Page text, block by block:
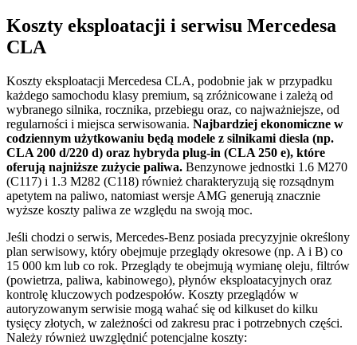
Koszty eksploatacji i serwisu Mercedesa
CLA
Koszty eksploatacji Mercedesa CLA, podobnie jak w przypadku
każdego samochodu klasy premium, są zróżnicowane i zależą od
wybranego silnika, rocznika, przebiegu oraz, co najważniejsze, od
regularności i miejsca serwisowania. Najbardziej ekonomiczne w
codziennym użytkowaniu będą modele z silnikami diesla (np.
CLA 200 d/220 d) oraz hybryda plug-in (CLA 250 e), które
oferują najniższe zużycie paliwa. Benzynowe jednostki 1.6 M270
(C117) i 1.3 M282 (C118) również charakteryzują się rozsądnym
apetytem na paliwo, natomiast wersje AMG generują znacznie
wyższe koszty paliwa ze względu na swoją moc.
Jeśli chodzi o serwis, Mercedes-Benz posiada precyzyjnie określony
plan serwisowy, który obejmuje przeglądy okresowe (np. A i B) co
15 000 km lub co rok. Przeglądy te obejmują wymianę oleju, filtrów
(powietrza, paliwa, kabinowego), płynów eksploatacyjnych oraz
kontrolę kluczowych podzespołów. Koszty przeglądów w
autoryzowanym serwisie mogą wahać się od kilkuset do kilku
tysięcy złotych, w zależności od zakresu prac i potrzebnych części.
Należy również uwzględnić potencjalne koszty: